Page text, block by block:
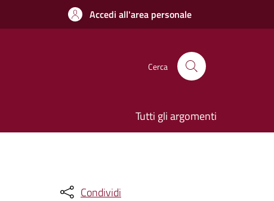
Accedi all'area personale
Cerca
Tutti gli argomenti
Condividi